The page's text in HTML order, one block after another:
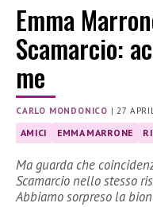
Emma
Scamarcio:
me
CARLO MONDONICO |27
AMICI EMMA MARRONE
Ma guarda che
Scamarcio nello stesso
Abbiamo sorpreso la